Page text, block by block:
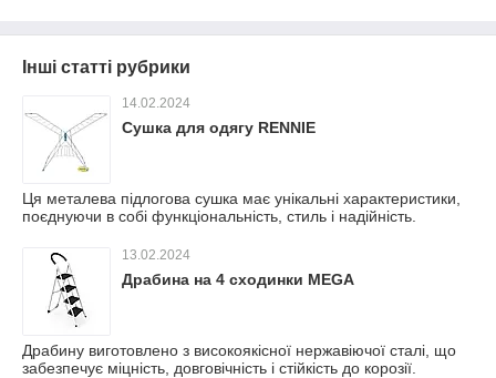
Інші статті рубрики
14.02.2024
Сушка для одягу RENNIE
Ця металева підлогова сушка має унікальні характеристики,
поєднуючи в собі функціональність, стиль і надійність.
13.02.2024
Драбина на 4 сходинки MEGA
Драбину виготовлено з високоякісної нержавіючої сталі, що
забезпечує міцність, довговічність і стійкість до корозії.